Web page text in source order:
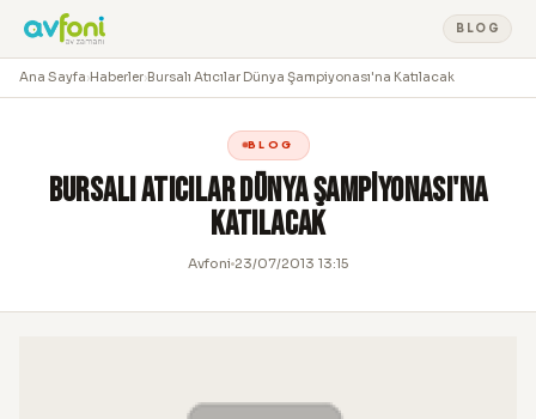
BLOG
Ana Sayfa›Haberler›Bursalı Atıcılar Dünya Şampiyonası'na Katılacak
BLOG
Bursalı Atıcılar Dünya Şampiyonası'na
Katılacak
Avfoni 23/07/2013 13:15